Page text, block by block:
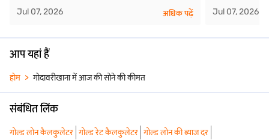
Jul 07, 2026
अधिक पढ़ें
Jul 07, 2026
आप यहां हैं
होम गोदावरीखाना में आज की सोने की कीमत
संबंधित लिंक
गोल्ड लोन कैलकुलेटर गोल्ड रेट कैलकुलेटर गोल्ड लोन की ब्याज दर